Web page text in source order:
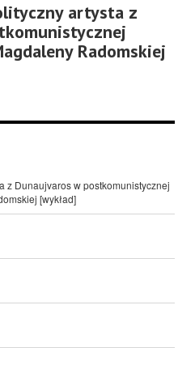
artysta z
Radomskiej
z Dunaujvaros w postkomunistycznej
[wykład]